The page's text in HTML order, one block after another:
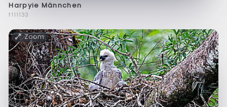
Harpyie Männchen
f111133
Zoom